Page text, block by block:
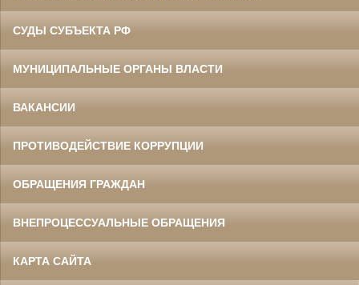
СУДЫ СУБЪЕКТА РФ
МУНИЦИПАЛЬНЫЕ ОРГАНЫ ВЛАСТИ
ВАКАНСИИ
ПРОТИВОДЕЙСТВИЕ КОРРУПЦИИ
ОБРАЩЕНИЯ ГРАЖДАН
ВНЕПРОЦЕССУАЛЬНЫЕ ОБРАЩЕНИЯ
КАРТА САЙТА